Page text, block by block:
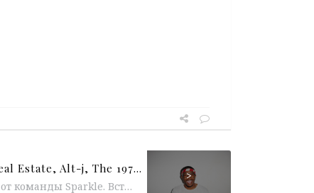
March Playlist: Lorde, Real Estate, Alt-j, The 1975, Syd, Fleet Foxes
Традиционный плейлист от команды Sparkle. Встречаем весну вместе. Комментарии
>